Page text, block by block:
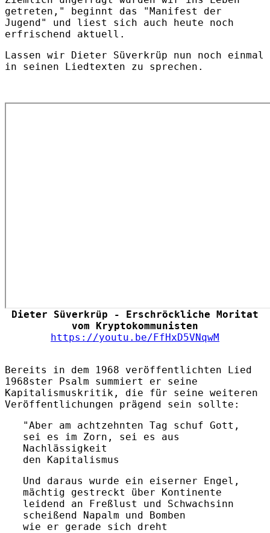
getreten," beginnt das "Manifest der
Jugend" und liest sich auch heute noch
erfrischend aktuell.
Lassen wir Dieter Süverkrüp nun noch einmal
in seinen Liedtexten zu sprechen.
Dieter Süverkrüp - Erschröckliche Moritat
vom Kryptokommunisten
https://youtu.be/FfHxD5VNqwM
Bereits in dem 1968 veröffentlichten Lied
1968ster Psalm summiert er seine
Kapitalismuskritik, die für seine weiteren
Veröffentlichungen prägend sein sollte:
"Aber am achtzehnten Tag schuf Gott,
sei es im Zorn, sei es aus
Nachlässigkeit
den Kapitalismus
Und daraus wurde ein eiserner Engel,
mächtig gestreckt über Kontinente
leidend an Freßlust und Schwachsinn
scheißend Napalm und Bomben
wie er gerade sich dreht